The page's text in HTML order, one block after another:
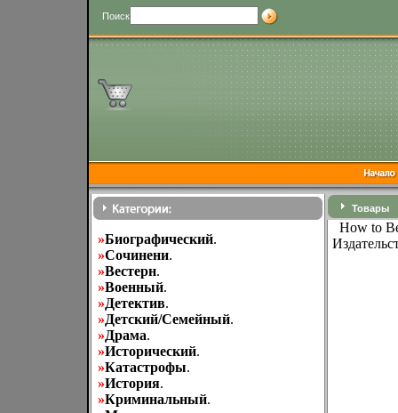
Поиск
»Биографический.
»Cочинени.
»Вестерн.
»Военный.
»Детектив.
»Детский/Семейный.
»Драма.
»Исторический.
»Катастрофы.
»История.
»Криминальный.
Товары
How to